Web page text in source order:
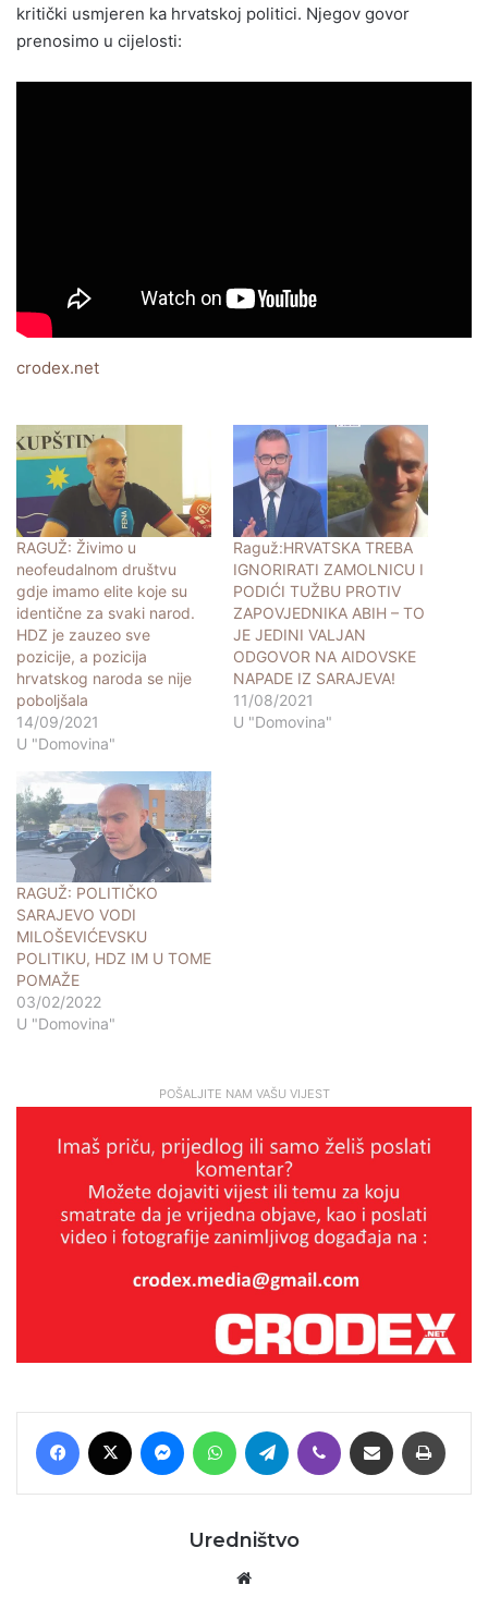
kritički usmjeren ka hrvatskoj politici. Njegov govor
prenosimo u cijelosti:
crodex.net
RAGUŽ: Živimo u
neofeudalnom društvu
gdje imamo elite koje su
identične za svaki narod.
HDZ je zauzeo sve
pozicije, a pozicija
hrvatskog naroda se nije
poboljšala
14/09/2021
U "Domovina"
Raguž:HRVATSKA TREBA
IGNORIRATI ZAMOLNICU I
PODIĆI TUŽBU PROTIV
ZAPOVJEDNIKA ABIH – TO
JE JEDINI VALJAN
ODGOVOR NA AIDOVSKE
NAPADE IZ SARAJEVA!
11/08/2021
U "Domovina"
RAGUŽ: POLITIČKO
SARAJEVO VODI
MILOŠEVIĆEVSKU
POLITIKU, HDZ IM U TOME
POMAŽE
03/02/2022
U "Domovina"
POŠALJITE NAM VAŠU VIJEST
Facebook MessengerWhatsAppTelegram Viber Podijeli putem E-maila
Uredništvo